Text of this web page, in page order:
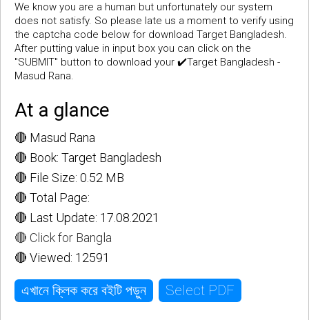
We know you are a human but unfortunately our system
does not satisfy. So please late us a moment to verify using
the captcha code below for download Target Bangladesh.
After putting value in input box you can click on the
"SUBMIT" button to download your ✔️Target Bangladesh -
Masud Rana.
At a glance
🔴 Masud Rana
🔴 Book: Target Bangladesh
🔴 File Size: 0.52 MB
🔴 Total Page:
🔴 Last Update: 17.08.2021
🔴 Click for Bangla
🔴 Viewed: 12591
এখানে ক্লিক করে বইটি পড়ুন Select PDF